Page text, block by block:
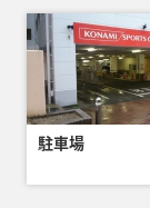
駐車場